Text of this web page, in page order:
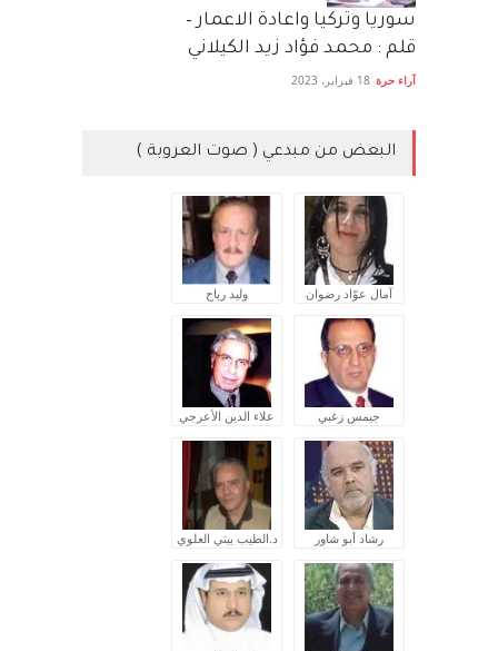
سوريا وتركيا واعادة الاعمار –
قلم : محمد فؤاد زيد الكيلاني
آراء حرة 18 فبراير، 2023
البعض من مبدعي ( صوت العروبة )
آمال عوّاد رضوان وليد رباح
جيمس زغبي علاء الدين الأعرجي
رشاد أبو شاور د.الطيب بيتي العلوي